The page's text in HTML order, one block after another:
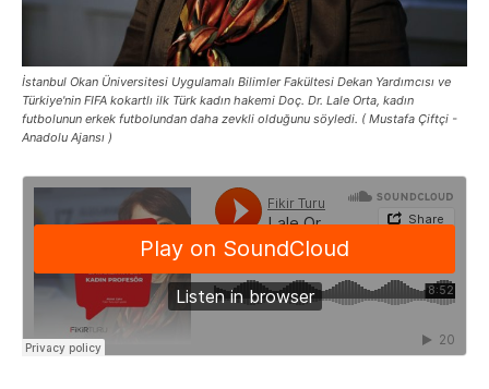
İstanbul Okan Üniversitesi Uygulamalı Bilimler Fakültesi Dekan Yardımcısı ve
Türkiye'nin FIFA kokartlı ilk Türk kadın hakemi Doç. Dr. Lale Orta, kadın
futbolunun erkek futbolundan daha zevkli olduğunu söyledi. ( Mustafa Çiftçi -
Anadolu Ajansı )